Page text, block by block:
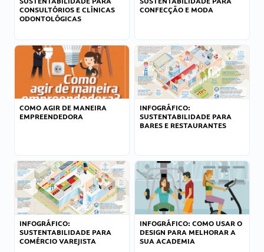
CONSULTÓRIOS E CLÍNICAS
ODONTOLÓGICAS
CONFECÇÃO E MODA
COMO AGIR DE MANEIRA
EMPREENDEDORA
INFOGRÁFICO:
SUSTENTABILIDADE PARA
BARES E RESTAURANTES
INFOGRÁFICO:
SUSTENTABILIDADE PARA
COMÉRCIO VAREJISTA
INFOGRÁFICO: COMO USAR O
DESIGN PARA MELHORAR A
SUA ACADEMIA